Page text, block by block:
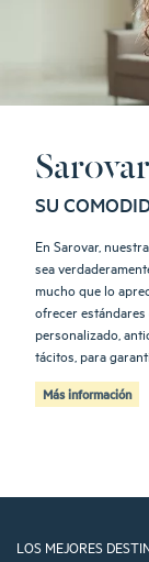
Sarovar
SU
En Sarovar,
sea
mucho que lo
ofrecer
personalizado,
tácitos, para
Más información
LOS MEJORES
Hoteles Barcelona
Hoteles Braga
Hoteles Cracovia
Hoteles Portugal
Hôtels Saint-Malo
Avisos legales
Política de Datos